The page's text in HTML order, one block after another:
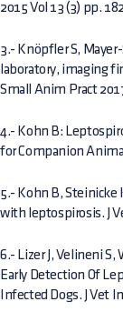
2015 Vol 13 (3) pp.
3.- Knöpfler S,
laboratory, imaging
Small Anim Pract
4.- Kohn B:
for Companion
5.- Kohn B, Steinicke
with leptospirosis. J
6.- Lizer J, Velineni S,
Early Detection Of
Infected Dogs. J Vet